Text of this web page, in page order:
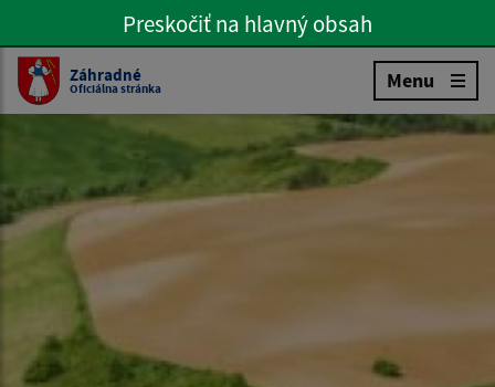
Preskočiť na hlavné menu
Preskočiť na hlavný obsah
Slovenčina
Záhradné
Oficiálna stránka Menu